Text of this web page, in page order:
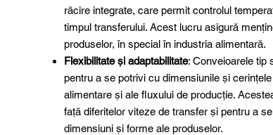
răcire integrate, care permit controlul
timpul transferului. Acest lucru asigură
produselor, în special în industria alimentară.
Flexibilitate și adaptabilitate: Conveioarele tip
pentru a se potrivi cu dimensiunile și
alimentare și ale fluxului de producție.
față diferitelor viteze de transfer și pentru a
dimensiuni și forme ale produselor.